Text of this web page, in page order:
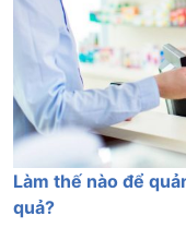
Làm thế nào để
quả?